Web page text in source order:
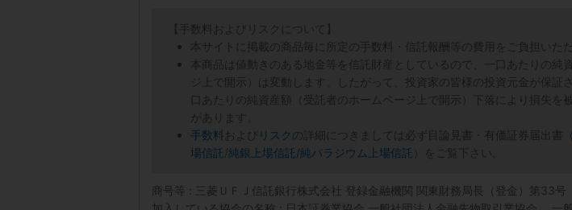
【手数料およびリスクについて】
本サイトに掲載の商品毎に所定の手数料・信託報酬等の費用をご負担いただ
本商品は値動きのある地金等を信託財産としているので、一口あたりの純
ジ上で開示）は変動します。したがって、投資家の皆様の投資元金が保証
口あたりの純資産額（受託者のホームページ上で開示）下落により損失を
があります。
手数料 および リスク の詳細につきましては必ず目論見書・有価証券届出書（
場信託 /純銀上場信託 /純パラジウム上場信託 ）をご覧下さい。
商号等 : 三菱ＵＦＪ信託銀行株式会社 登録金融機関 関東財務局長（登金）第33号